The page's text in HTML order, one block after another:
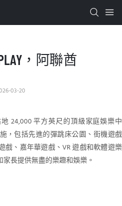
PLAY，阿聯酋
03-20
24,000 平方英尺的頂級家庭娛樂中
，包括先進的彈跳床公園、街機遊戲
戲、嘉年華遊戲、VR 遊戲和軟體遊樂
長提供無盡的樂趣和娛樂。